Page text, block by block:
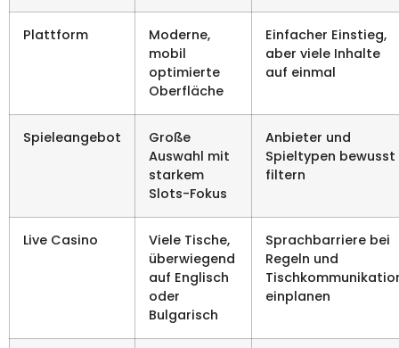
Plattform
Moderne,
mobil
optimierte
Oberfläche
Einfacher Einstieg,
aber viele Inhalte
auf einmal
Spieleangebot
Große
Auswahl mit
starkem
Slots-Fokus
Anbieter und
Spieltypen bewusst
filtern
Live Casino
Viele Tische,
überwiegend
auf Englisch
oder
Bulgarisch
Sprachbarriere bei
Regeln und
einplanen